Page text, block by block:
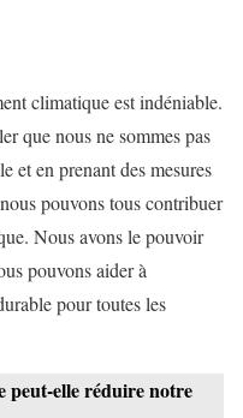
climatique est indéniable.
que nous ne sommes pas
et en prenant des mesures
pouvons tous contribuer
Nous avons le pouvoir
pouvons aider à
pour toutes les
peut-elle réduire notre